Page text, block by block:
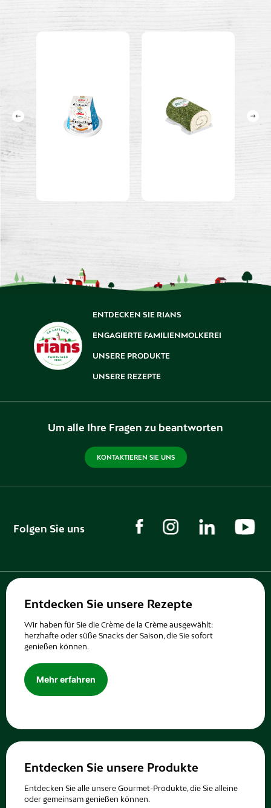
ENTDECKEN SIE RIANS
ENGAGIERTE FAMILIENMOLKEREI
UNSERE PRODUKTE
UNSERE REZEPTE
Um alle Ihre Fragen zu beantworten
KONTAKTIEREN SIE UNS
Folgen Sie uns
Entdecken Sie unsere Rezepte
Wir haben für Sie die Crème de la Crème ausgewählt:
herzhafte oder süße Snacks der Saison, die Sie sofort
genießen können.
Mehr erfahren
Entdecken Sie unsere Produkte
Entdecken Sie alle unsere Gourmet-Produkte, die Sie alleine
oder gemeinsam genießen können.